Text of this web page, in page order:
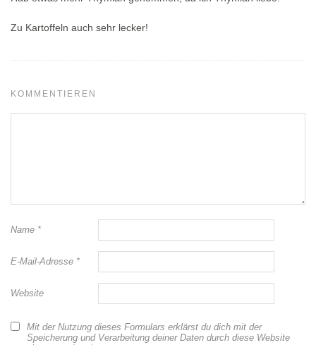
Zu Kartoffeln auch sehr lecker!
KOMMENTIEREN
Name *
E-Mail-Adresse *
Website
Mit der Nutzung dieses Formulars erklärst du dich mit der
Speicherung und Verarbeitung deiner Daten durch diese Website